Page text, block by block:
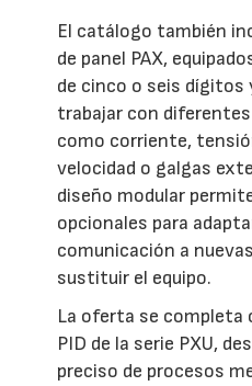
El catálogo también
de panel PAX,
de cinco o seis dígitos
trabajar con
como corriente,
velocidad o galgas
diseño modular
opcionales para
comunicación a
sustituir el equipo.
La oferta se completa
PID de la serie PXU,
preciso de procesos